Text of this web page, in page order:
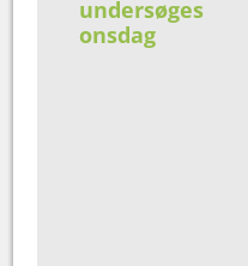
undersøges
onsdag